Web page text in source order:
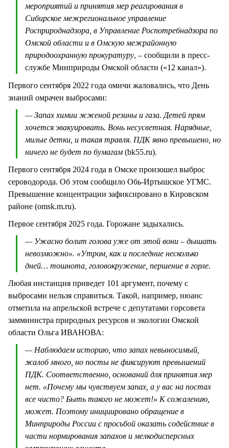
мероприятий и принятия мер реагирования в
Сибирское межрегиональное управление
Росприроднадзора, в Управление Роспотребнадзора по
Омской области и в Омскую межрайонную
природоохранную прокуратуру, – сообщили в пресс-
службе Минприроды Омской области («12 канал»).
Первого сентября 2022 года омичи жаловались, что День
знаний омрачен выбросами:
— Запах химии жженой резины и газа. Детей прям
хочется эвакуировать. Вонь несусветная. Нарядные,
милые детки, и такая травля. ПДК явно превышено, но
ничего не будет по бумагам (bk55.ru).
Первого сентября 2024 года в Омске произошел выброс
сероводорода. Об этом сообщило Обь-Иртышское УГМС.
Превышение концентрации зафиксировано в Кировском
районе (omsk.m.ru).
Первое сентября 2025 года. Горожане задыхались.
— Ужасно болит голова уже от этой вони – дышать
невозможно». «Утром, как и последние несколько
дней… тошнота, головокружение, першение в горле.
Любая инстанция приведет 101 аргумент, почему с
выбросами нельзя справиться. Такой, например, нюанс
отметила на апрельской встрече с депутатами горсовета
замминистра природных ресурсов и экологии Омской
области Ольга ИВАНОВА:
— Наблюдаем историю, что запах невыносимый,
жалоб много, но посты не фиксируют превышений
ПДК. Соответственно, оснований для принятия мер
нет. «Почему мы чувствуем запах, а у вас на постах
все чисто? Быть такого не может!» К сожалению,
может. Поэтому инициировано обращение в
Минприроды России с просьбой оказать содействие в
части нормирования запахов и мелкодисперсных